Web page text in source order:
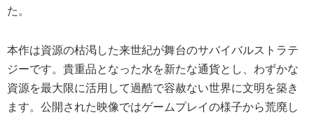
た。
本作は資源の枯渇した来世紀が舞台のサバイバルストラテ
ジーです。貴重品となった水を新たな通貨とし、わずかな
資源を最大限に活用して過酷で容赦ない世界に文明を築き
ます。公開された映像ではゲームプレイの様子から荒廃し